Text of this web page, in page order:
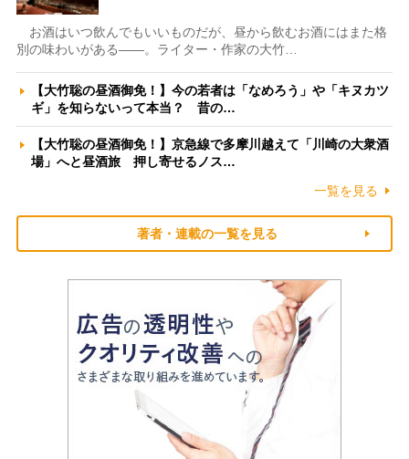
お酒はいつ飲んでもいいものだが、昼から飲むお酒にはまた格
別の味わいがある――。ライター・作家の大竹…
【大竹聡の昼酒御免！】今の若者は「なめろう」や「キヌカツ
ギ」を知らないって本当？ 昔の…
【大竹聡の昼酒御免！】京急線で多摩川越えて「川崎の大衆酒
場」へと昼酒旅 押し寄せるノス…
一覧を見る
著者・連載の一覧を見る